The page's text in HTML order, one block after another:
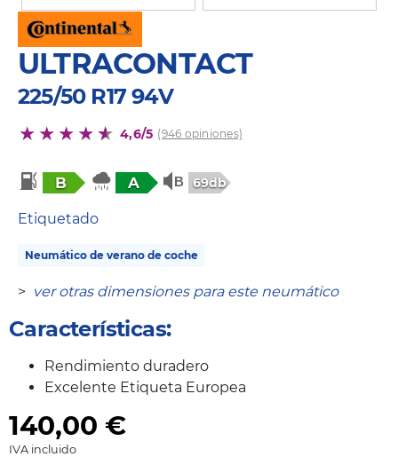
ULTRACONTACT
225/50 R17 94V
4,6/5 (946 opiniones)
B A 69db
Etiquetado
Neumático de verano de coche
> ver otras dimensiones para este neumático
Características:
Rendimiento duradero
Excelente Etiqueta Europea
140,00 €
IVA incluido